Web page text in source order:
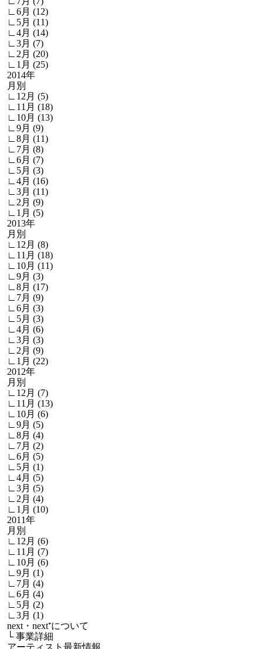
∟6月 (12)
∟5月 (11)
∟4月 (14)
∟3月 (7)
∟2月 (20)
∟1月 (25)
2014年
月別
∟12月 (5)
∟11月 (18)
∟10月 (13)
∟9月 (9)
∟8月 (11)
∟7月 (8)
∟6月 (7)
∟5月 (3)
∟4月 (16)
∟3月 (11)
∟2月 (9)
∟1月 (5)
2013年
月別
∟12月 (8)
∟11月 (18)
∟10月 (11)
∟9月 (3)
∟8月 (17)
∟7月 (9)
∟6月 (3)
∟5月 (3)
∟4月 (6)
∟3月 (3)
∟2月 (9)
∟1月 (22)
2012年
月別
∟12月 (7)
∟11月 (13)
∟10月 (6)
∟9月 (5)
∟8月 (4)
∟7月 (2)
∟6月 (5)
∟5月 (1)
∟4月 (5)
∟3月 (5)
∟2月 (4)
∟1月 (10)
2011年
月別
∟12月 (6)
∟11月 (7)
∟10月 (6)
∟9月 (1)
∟7月 (4)
∟6月 (4)
∟5月 (2)
∟3月 (1)
next・next⁺について
└事業詳細
アーティスト最新情報